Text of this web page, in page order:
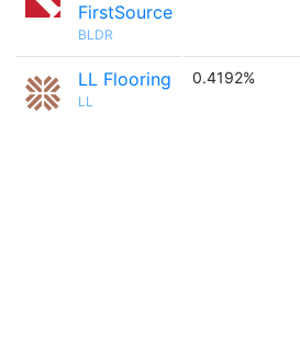
FirstSource
BLDR
LL Flooring
LL
0.4192%